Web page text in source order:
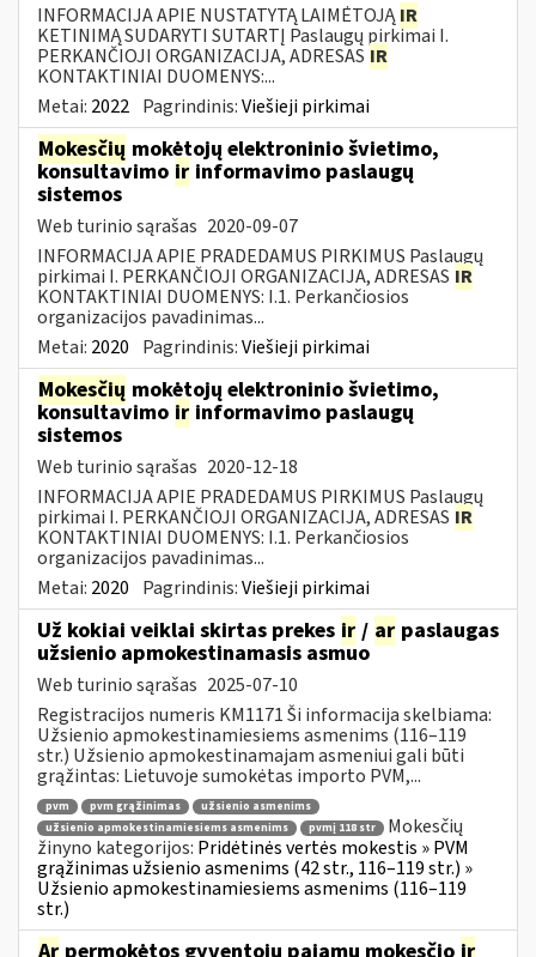
INFORMACIJA APIE NUSTATYTĄ LAIMĖTOJĄIR
KETINIMĄ SUDARYTI SUTARTĮ Paslaugų pirkimai I.
PERKANČIOJI ORGANIZACIJA, ADRESAS IR
KONTAKTINIAI DUOMENYS:...
Metai: 2022 Pagrindinis:Viešieji pirkimai
Mokesčių mokėtojų elektroninio švietimo,
konsultavimo ir informavimo paslaugų
sistemos
Web turinio sąrašas 2020-09-07
INFORMACIJA APIE PRADEDAMUS PIRKIMUS Paslaugų
pirkimai I. PERKANČIOJI ORGANIZACIJA, ADRESAS IR
KONTAKTINIAI DUOMENYS: I.1. Perkančiosios
organizacijos pavadinimas...
Metai: 2020 Pagrindinis:Viešieji pirkimai
Mokesčių mokėtojų elektroninio švietimo,
konsultavimo ir informavimo paslaugų
sistemos
Web turinio sąrašas 2020-12-18
INFORMACIJA APIE PRADEDAMUS PIRKIMUS Paslaugų
pirkimai I. PERKANČIOJI ORGANIZACIJA, ADRESAS IR
KONTAKTINIAI DUOMENYS: I.1. Perkančiosios
organizacijos pavadinimas...
Metai: 2020 Pagrindinis:Viešieji pirkimai
Už kokiai veiklai skirtas prekes ir / ar paslaugas
užsienio apmokestinamasis asmuo
Web turinio sąrašas 2025-07-10
Registracijos numeris KM1171 Ši informacija skelbiama:
Užsienio apmokestinamiesiems asmenims (116–119
str.) Užsienio apmokestinamajam asmeniui gali būti
grąžintas: Lietuvoje sumokėtas importo PVM,...
pvm pvm grąžinimas
užsienio asmenims
užsienio apmokestinamiesiems asmenims
pvmį 118 str
Mokesčių
žinyno kategorijos: Pridėtinės vertės mokestis » PVM
grąžinimas užsienio asmenims (42 str., 116–119 str.) »
Užsienio apmokestinamiesiems asmenims (116–119
str.)
Ar permokėtos gyventojų pajamų mokesčio ir